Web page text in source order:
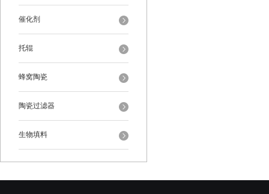
催化剂
托辊
蜂窝陶瓷
陶瓷过滤器
生物填料